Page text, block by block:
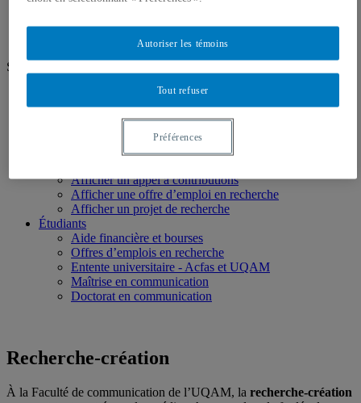
Suivez-nous
Youtube
Boîte à outils
Afficher un appel à contributions
Afficher une offre d’emploi en recherche
Afficher un projet de recherche
Étudiants
Aide financière et bourses
Offres d’emplois en recherche
Entente universitaire - Acfas et UQAM
Maîtrise en communication
Doctorat en communication
Recherche-création
À la Faculté de communication de l’UQAM, la recherche-création
Tout refuser
Autoriser les témoins
Préférences